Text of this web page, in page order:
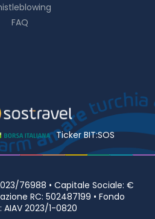
FAQ
Ticker BIT:SOS
76988 • Capitale Sociale: €
RC: 502487199 • Fondo
AIAV 2023/1-0820